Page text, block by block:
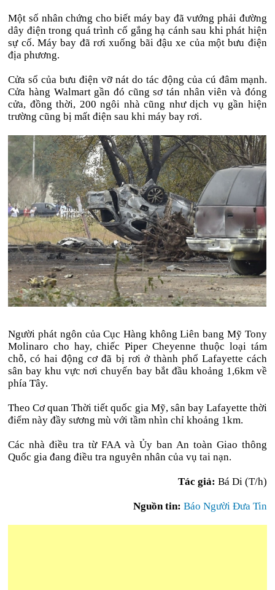
Một số nhân chứng cho biết máy bay đã vướng phải đường
dây điện trong quá trình cố gắng hạ cánh sau khi phát hiện
sự cố. Máy bay đã rơi xuống bãi đậu xe của một bưu điện
địa phương.
Cửa sổ của bưu điện vỡ nát do tác động của cú đâm mạnh.
Cửa hàng Walmart gần đó cũng sơ tán nhân viên và đóng
cửa, đồng thời, 200 ngôi nhà cũng như dịch vụ gần hiện
trường cũng bị mất điện sau khi máy bay rơi.
Người phát ngôn của Cục Hàng không Liên bang Mỹ Tony
Molinaro cho hay, chiếc Piper Cheyenne thuộc loại tám
chỗ, có hai động cơ đã bị rơi ở thành phố Lafayette cách
sân bay khu vực nơi chuyến bay bắt đầu khoảng 1,6km về
phía Tây.
Theo Cơ quan Thời tiết quốc gia Mỹ, sân bay Lafayette thời
điểm này đầy sương mù với tầm nhìn chỉ khoảng 1km.
Các nhà điều tra từ FAA và Ủy ban An toàn Giao thông
Quốc gia đang điều tra nguyên nhân của vụ tai nạn.
Tác giả: Bá Di (T/h)
Nguồn tin: Báo Người Đưa Tin